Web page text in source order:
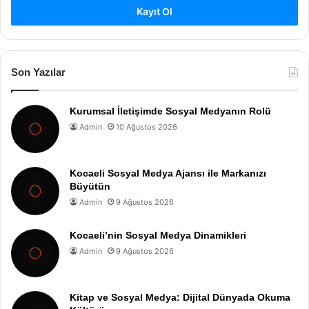
Kayıt Ol
Son Yazılar
Kurumsal İletişimde Sosyal Medyanın Rolü
Admin 10 Ağustos 2026
Kocaeli Sosyal Medya Ajansı ile Markanızı
Büyütün
Admin 9 Ağustos 2026
Kocaeli’nin Sosyal Medya Dinamikleri
Admin 9 Ağustos 2026
Kitap ve Sosyal Medya: Dijital Dünyada Okuma